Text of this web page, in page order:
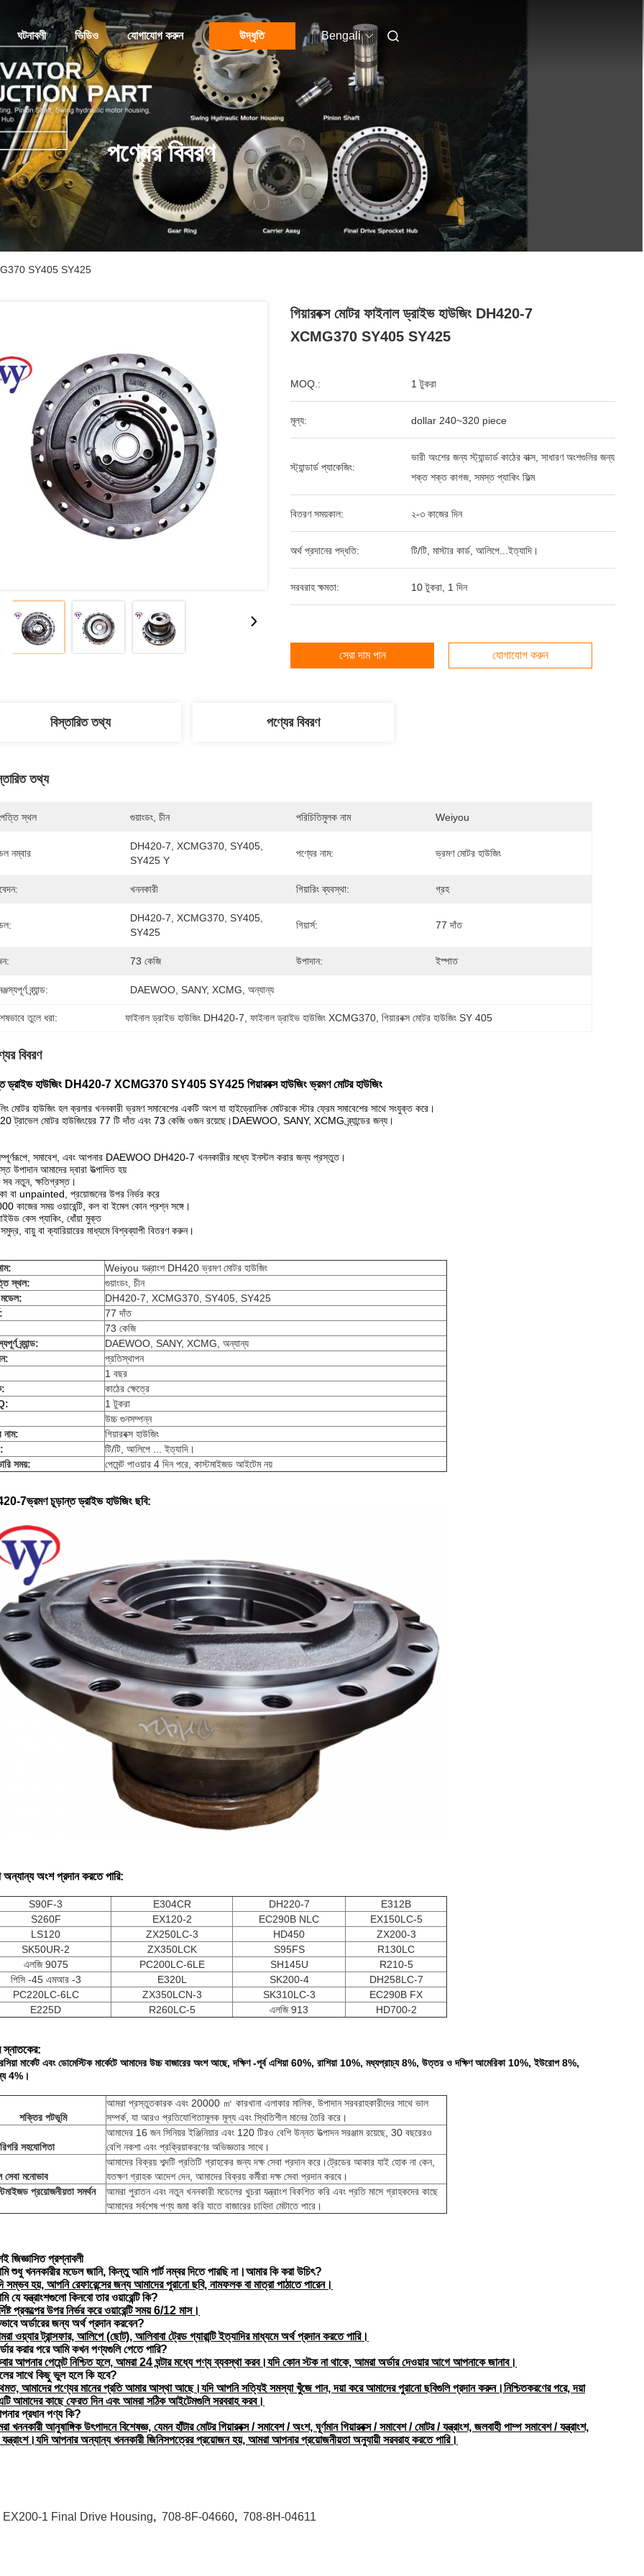
ঘটনাবলী ভিডিও যোগাযোগ করুন উদ্ধৃতি Bengali
পণ্যের বিবরণ
SY405 SY425
গিয়ারবক্স মোটর ফাইনাল ড্রাইভ হাউজিং DH420-7
XCMG370 SY405 SY425
MOQ.: 1 টুকরা
মূল্য: dollar 240~320 piece
স্ট্যান্ডার্ড প্যাকেজিং:
ভারী অংশের জন্য স্ট্যান্ডার্ড কাঠের বাক্স, সাধারণ অংশগুলির জন্য
শক্ত শক্ত কাগজ, সমস্ত প্যাকিং ফিল্ম
বিতরণ সময়কাল: ২-৩ কাজের দিন
অর্থ প্রদানের পদ্ধতি: টি/টি, মাস্টার কার্ড, আলিপে...ইত্যাদি।
সরবরাহ ক্ষমতা: 10 টুকরা, 1 দিন
সেরা দাম পান যোগাযোগ করুন
বিস্তারিত তথ্য পণ্যের বিবরণ
তথ্য
স্থল গুয়াংডং, চীন পরিচিতিমুলক নাম Weiyou
নম্বার
DH420-7, XCMG370, SY405,
SY425 Y
পণ্যের নাম: ভ্রমণ মোটর হাউজিং
খননকারী গিয়ারিং ব্যবস্থা: গ্রহ
DH420-7, XCMG370, SY405,
SY425
গিয়ার্স: 77 দাঁত
73 কেজি উপাদান: ইস্পাত
ব্র্যান্ড: DAEWOO, SANY, XCMG, অন্যান্য
তুলে ধরা: ফাইনাল ড্রাইভ হাউজিং DH420-7 , ফাইনাল ড্রাইভ হাউজিং XCMG370 , গিয়ারবক্স মোটর হাউজিং SY 405
বিবরণ
ড্রাইভ হাউজিং DH420-7 XCMG370 SY405 SY425 গিয়ারবক্স হাউজিং ভ্রমণ মোটর হাউজিং
মোটর হাউজিং হল ক্রলার খননকারী ভ্রমণ সমাবেশের একটি অংশ যা হাইড্রোলিক মোটরকে স্টার ফ্রেম সমাবেশের সাথে সংযুক্ত করে।
ট্রাভেল মোটর হাউজিংয়ের 77 টি দাঁত এবং 73 কেজি ওজন রয়েছে।DAEWOO, SANY, XCMG ব্র্যান্ডের জন্য।
সমাবেশ, এবং আপনার DAEWOO DH420-7 খননকারীর মধ্যে ইনস্টল করার জন্য প্রস্তুত।
উপাদান আমাদের দ্বারা উত্পাদিত হয়
নতুন, ক্ষতিগ্রস্ত।
বা unpainted, প্রয়োজনের উপর নির্ভর করে
কাজের সময় ওয়ারেন্টি, কল বা ইমেল কোন প্রশ্ন সঙ্গে।
কেস প্যাকিং, ধোঁয়া মুক্ত
বায়ু বা ক্যারিয়ারের মাধ্যমে বিশ্বব্যাপী বিতরণ করুন।
Weiyou যন্ত্রাংশ DH420 ভ্রমণ মোটর হাউজিং
স্থল:
গুয়াংডং, চীন
মডেল:
DH420-7, XCMG370, SY405, SY425
77 দাঁত
73 কেজি
ব্র্যান্ড:
DAEWOO, SANY, XCMG, অন্যান্য
প্রতিস্থাপন
1 বছর
কাঠের ক্ষেত্রে
1 টুকরা
উচ্চ গুনসম্পন্ন
নাম:
গিয়ারবক্স হাউজিং
টি/টি, আলিপে ... ইত্যাদি।
সময়:
পেমেন্ট পাওয়ার 4 দিন পরে, কাস্টমাইজড আইটেম নয়
7ভ্রমণচূড়ান্ত ড্রাইভহাউজিংছবি:
অংশ প্রদান করতে পারি:
S90F-3 E304CR DH220-7
E312B
S260F
EX120-2 EC290B NLC
EX150LC-5
LS120
ZX250LC-3 HD450
ZX200-3
SK50UR-2
ZX350LCK S95FS
R130LC
এলজি 9075
PC200LC-6LE SH145U
R210-5
পিসি -45 এমআর -3
E320L SK200-4
DH258LC-7
PC220LC-6LC
ZX350LCN-3 SK310LC-3
EC290B FX
E225D
R260LC-5 এলজি 913 HD700-2
স্নাতকের:
মার্কেট এবং ডোমেস্টিক মার্কেটে আমাদের উচ্চ বাজারের অংশ আছে, দক্ষিণ -পূর্ব এশিয়া 60%, রাশিয়া 10%, মধ্যপ্রাচ্য 8%, উত্তর ও দক্ষিণ আমেরিকা 10%, ইউরোপ 8%,
4%।
শক্তির পটভূমি
আমরা প্রস্তুতকারক এবং 20000 ㎡ কারখানা এলাকার মালিক, উপাদান সরবরাহকারীদের সাথে ভাল
সম্পর্ক, যা আরও প্রতিযোগিতামূলক মূল্য এবং স্থিতিশীল মানের তৈরি করে।
সহযোগিতা
আমাদের 16 জন সিনিয়র ইঞ্জিনিয়ার এবং 120 টিরও বেশি উন্নত উত্পাদন সরঞ্জাম রয়েছে, 30 বছরেরও
বেশি নকশা এবং প্রক্রিয়াকরণের অভিজ্ঞতার সাথে।
সেবা মনোভাব
আমাদের বিক্রয় শব্দটি প্রতিটি গ্রাহকের জন্য দক্ষ সেবা প্রদান করে।ট্রেডের আকার যাই হোক না কেন,
যতক্ষণ গ্রাহক আদেশ দেন, আমাদের বিক্রয় কর্মীরা দক্ষ সেবা প্রদান করবে।
প্রয়োজনীয়তা সমর্থন
আমরা পুরাতন এবং নতুন খননকারী মডেলের খুচরা যন্ত্রাংশ বিকশিত করি এবং প্রতি মাসে গ্রাহকদের কাছে
আমাদের সর্বশেষ পণ্য জমা করি যাতে বাজারের চাহিদা মেটাতে পারে।
জিজ্ঞাসিত প্রশ্নাবলী
শুধু খননকারীর মডেল জানি, কিন্তু আমি পার্ট নম্বর দিতে পারছি না।আমার কি করা উচিৎ?
সম্ভব হয়, আপনি রেফারেন্সের জন্য আমাদের পুরানো ছবি, নামফলক বা মাত্রা পাঠাতে পারেন।
যে যন্ত্রাংশগুলো কিনবো তার ওয়ারেন্টি কি?
প্রকল্পের উপর নির্ভর করে ওয়ারেন্টি সময় 6/12 মাস।
অর্ডারের জন্য অর্থ প্রদান করবেন?
ওয়্যার ট্রান্সফার, আলিপে (ছোট), আলিবাবা ট্রেড গ্যারান্টি ইত্যাদির মাধ্যমে অর্থ প্রদান করতে পারি।
করার পরে আমি কখন পণ্যগুলি পেতে পারি?
আপনার পেমেন্ট নিশ্চিত হলে, আমরা 24 ঘন্টার মধ্যে পণ্য ব্যবস্থা করব।যদি কোন স্টক না থাকে, আমরা অর্ডার দেওয়ার আগে আপনাকে জানাব।
সাথে কিছু ভুল হলে কি হবে?
আমাদের পণ্যের মানের প্রতি আমার আস্থা আছে।যদি আপনি সত্যিই সমস্যা খুঁজে পান, দয়া করে আমাদের পুরানো ছবিগুলি প্রদান করুন।নিশ্চিতকরণের পরে, দয়া
আমাদের কাছে ফেরত দিন এবং আমরা সঠিক আইটেমগুলি সরবরাহ করব।
প্রধান পণ্য কি?
খননকারী আনুষাঙ্গিক উৎপাদনে বিশেষজ্ঞ, যেমন হাঁটার মোটর গিয়ারবক্স / সমাবেশ / অংশ, ঘূর্ণমান গিয়ারবক্স / সমাবেশ / মোটর / যন্ত্রাংশ, জলবাহী পাম্প সমাবেশ / যন্ত্রাংশ,
যন্ত্রাংশ।যদি আপনার অন্যান্য খননকারী জিনিসপত্রের প্রয়োজন হয়, আমরা আপনার প্রয়োজনীয়তা অনুযায়ী সরবরাহ করতে পারি।
EX200-1 Final Drive Housing, 708-8F-04660, 708-8H-04611